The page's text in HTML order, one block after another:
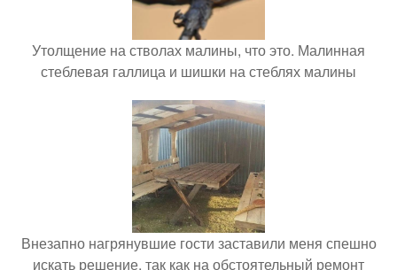
Утолщение на стволах малины, что это. Малинная
стеблевая галлица и шишки на стеблях малины
Внезапно нагрянувшие гости заставили меня спешно
искать решение, так как на обстоятельный ремонт